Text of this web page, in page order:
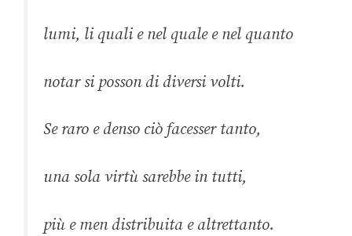
lumi, li quali e nel quale e nel quanto
notar si posson di diversi volti.
Se raro e denso ciò facesser tanto,
una sola virtù sarebbe in tutti,
più e men distribuita e altrettanto.